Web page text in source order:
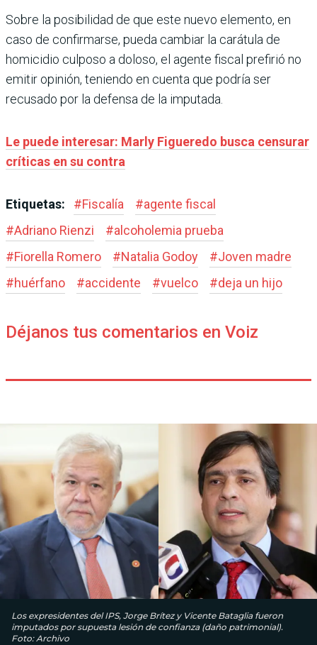
Sobre la posibilidad de que este nuevo elemento, en
caso de confirmarse, pueda cambiar la carátula de
homicidio culposo a doloso, el agente fiscal prefirió no
emitir opinión, teniendo en cuenta que podría ser
recusado por la defensa de la imputada.
Le puede interesar: Marly Figueredo busca censurar
críticas en su contra
Etiquetas: #Fiscalía #agente fiscal
#Adriano Rienzi #alcoholemia prueba
#Fiorella Romero #Natalia Godoy #Joven madre
#huérfano #accidente #vuelco #deja un hijo
Déjanos tus comentarios en Voiz
Los expresidentes del IPS, Jorge Brítez y Vicente Bataglia fueron
imputados por supuesta lesión de confianza (daño patrimonial).
Foto: Archivo